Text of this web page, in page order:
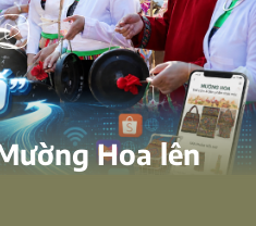
Hoa lên